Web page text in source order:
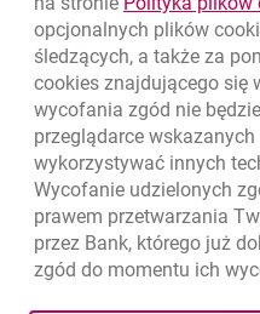
EUR
USD
CHF
GBP
6.08.2026, 12:54:32
Ochrona danychotwiera się w
Ustawienia
opcjonalnych plików
śledzących, a także za
cookies znajdującego się
wycofania zgód nie
przeglądarce
wykorzystywać innych
Wycofanie udzielonych
prawem przetwarzania
przez Bank, którego już
zgód do momentu ich